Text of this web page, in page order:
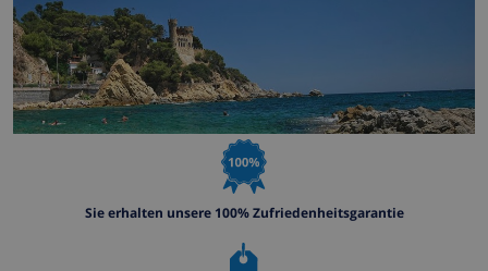
Sie erhalten unsere 100% Zufriedenheitsgarantie